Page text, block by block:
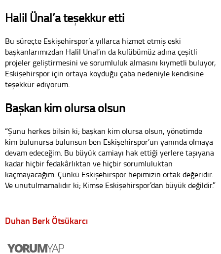
Halil Ünal’a teşekkür etti
Bu süreçte Eskişehirspor’a yıllarca hizmet etmiş eski
başkanlarımızdan Halil Ünal’ın da kulübümüz adına çeşitli
projeler geliştirmesini ve sorumluluk almasını kıymetli buluyor,
Eskişehirspor için ortaya koyduğu çaba nedeniyle kendisine
teşekkür ediyorum.
Başkan kim olursa olsun
“Şunu herkes bilsin ki; başkan kim olursa olsun, yönetimde
kim bulunursa bulunsun ben Eskişehirspor’un yanında olmaya
devam edeceğim. Bu büyük camiayı hak ettiği yerlere taşıyana
kadar hiçbir fedakârlıktan ve hiçbir sorumluluktan
kaçmayacağım. Çünkü Eskişehirspor hepimizin ortak değeridir.
Ve unutulmamalıdır ki; Kimse Eskişehirspor’dan büyük değildir.”
Duhan Berk Ötsükarcı